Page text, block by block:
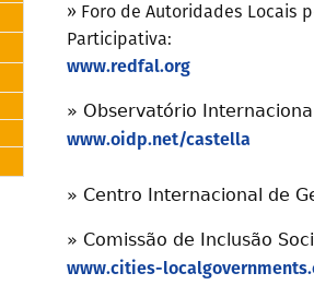
» Foro de Autoridades Locais
Participativa:
www.redfal.org
» Observatório
www.oidp.net/castella
» Centro Internacional de
» Comissão de Inclusão
www.cities-